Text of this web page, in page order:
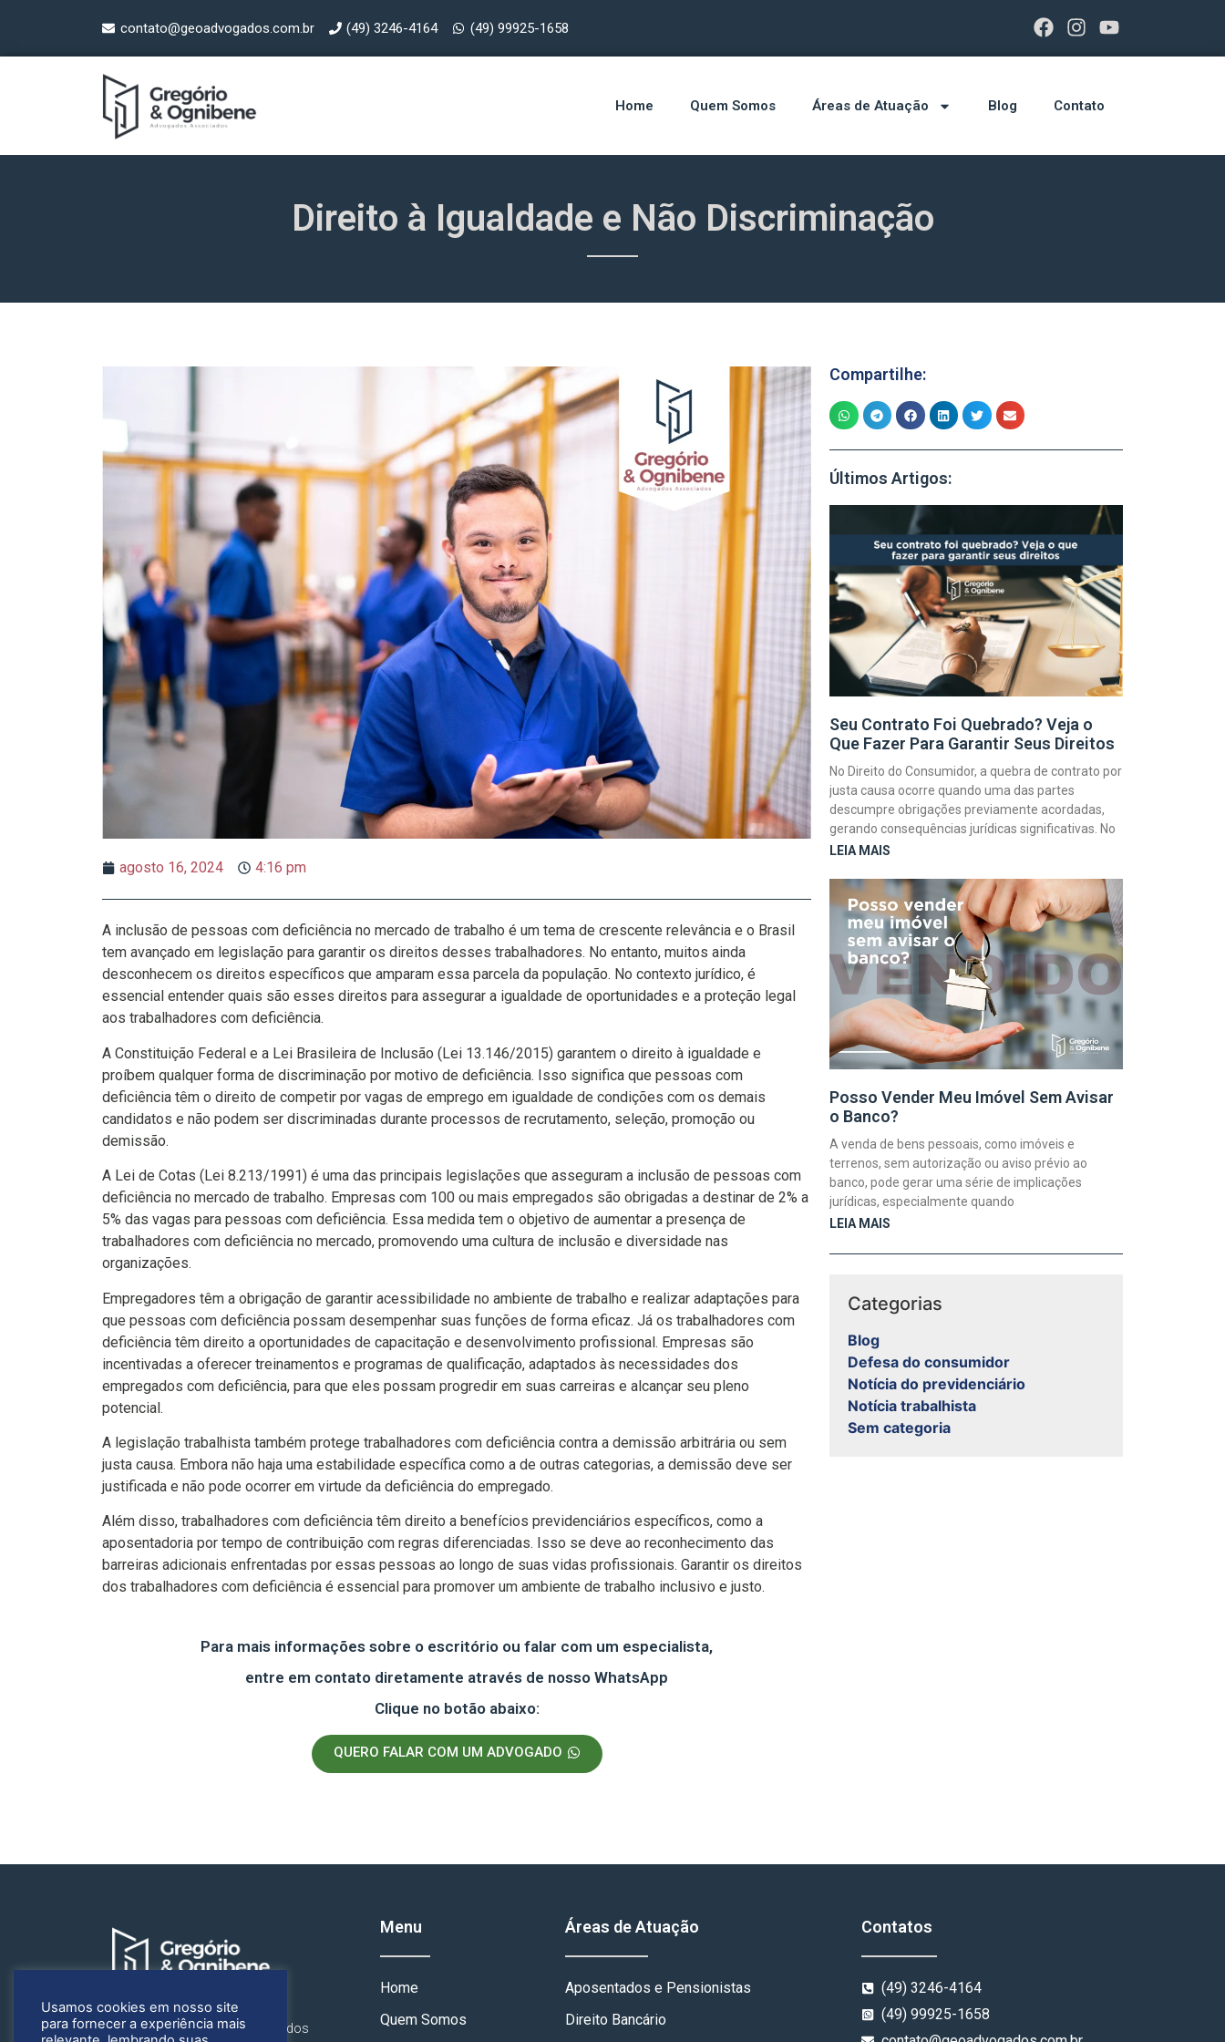
contato@geoadvogados.com.br (49) 3246-4164 (49) 99925-1658
Home Quem Somos Áreas de Atuação Blog Contato
Direito à Igualdade e Não Discriminação
agosto 16, 2024 4:16 pm
A inclusão de pessoas com deficiência no mercado de trabalho é um tema de crescente relevância e o Brasil
tem avançado em legislação para garantir os direitos desses trabalhadores. No entanto, muitos ainda
desconhecem os direitos específicos que amparam essa parcela da população. No contexto jurídico, é
essencial entender quais são esses direitos para assegurar a igualdade de oportunidades e a proteção legal
aos trabalhadores com deficiência.
A Constituição Federal e a Lei Brasileira de Inclusão (Lei 13.146/2015) garantem o direito à igualdade e
proíbem qualquer forma de discriminação por motivo de deficiência. Isso significa que pessoas com
deficiência têm o direito de competir por vagas de emprego em igualdade de condições com os demais
candidatos e não podem ser discriminadas durante processos de recrutamento, seleção, promoção ou
demissão.
A Lei de Cotas (Lei 8.213/1991) é uma das principais legislações que asseguram a inclusão de pessoas com
deficiência no mercado de trabalho. Empresas com 100 ou mais empregados são obrigadas a destinar de 2% a
5% das vagas para pessoas com deficiência. Essa medida tem o objetivo de aumentar a presença de
trabalhadores com deficiência no mercado, promovendo uma cultura de inclusão e diversidade nas
organizações.
Empregadores têm a obrigação de garantir acessibilidade no ambiente de trabalho e realizar adaptações para
que pessoas com deficiência possam desempenhar suas funções de forma eficaz. Já os trabalhadores com
deficiência têm direito a oportunidades de capacitação e desenvolvimento profissional. Empresas são
incentivadas a oferecer treinamentos e programas de qualificação, adaptados às necessidades dos
empregados com deficiência, para que eles possam progredir em suas carreiras e alcançar seu pleno
potencial.
A legislação trabalhista também protege trabalhadores com deficiência contra a demissão arbitrária ou sem
justa causa. Embora não haja uma estabilidade específica como a de outras categorias, a demissão deve ser
justificada e não pode ocorrer em virtude da deficiência do empregado.
Além disso, trabalhadores com deficiência têm direito a benefícios previdenciários específicos, como a
aposentadoria por tempo de contribuição com regras diferenciadas. Isso se deve ao reconhecimento das
barreiras adicionais enfrentadas por essas pessoas ao longo de suas vidas profissionais. Garantir os direitos
dos trabalhadores com deficiência é essencial para promover um ambiente de trabalho inclusivo e justo.
Para mais informações sobre o escritório ou falar com um especialista,
entre em contato diretamente através de nosso WhatsApp
Clique no botão abaixo:
QUERO FALAR COM UM ADVOGADO
Compartilhe:
Últimos Artigos:
Seu Contrato Foi Quebrado? Veja o
Que Fazer Para Garantir Seus Direitos
No Direito do Consumidor, a quebra de contrato por
justa causa ocorre quando uma das partes
descumpre obrigações previamente acordadas,
gerando consequências jurídicas significativas. No
LEIA MAIS
Posso Vender Meu Imóvel Sem Avisar
o Banco?
A venda de bens pessoais, como imóveis e
terrenos, sem autorização ou aviso prévio ao
banco, pode gerar uma série de implicações
jurídicas, especialmente quando
LEIA MAIS
Categorias
Blog
Defesa do consumidor
Notícia do previdenciário
Notícia trabalhista
Sem categoria
A Gregório e Ognibene Advogados
Menu
Home
Quem Somos
Áreas de Atuação
Aposentados e Pensionistas
Direito Bancário
Contatos
(49) 3246-4164
(49) 99925-1658
Usamos cookies em nosso site
para fornecer a experiência mais